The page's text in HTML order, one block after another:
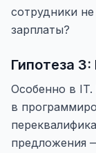
сотрудники
зарплаты?
Гипотеза
Особенно в
в
предложения